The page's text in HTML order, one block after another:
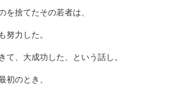
を捨てたその若者は、
努力した。
て、大成功した、という話し。
初のとき、